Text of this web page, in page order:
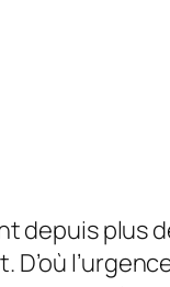
depuis plus